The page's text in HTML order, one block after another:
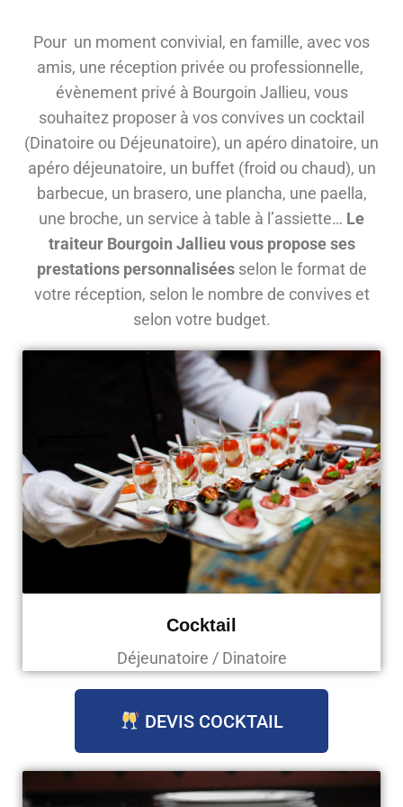
Pour un moment convivial, en famille, avec vos
amis, une réception privée ou professionnelle,
évènement privé à Bourgoin Jallieu, vous
souhaitez proposer à vos convives un cocktail
(Dinatoire ou Déjeunatoire), un apéro dinatoire, un
apéro déjeunatoire, un buffet (froid ou chaud), un
barbecue, un brasero, une plancha, une paella,
une broche, un service à table à l’assiette… Le
traiteur Bourgoin Jallieu vous propose ses
prestations personnaliséesselon le format de
votre réception, selon le nombre de convives et
selon votre budget.
Cocktail
Déjeunatoire / Dinatoire
DEVIS COCKTAIL